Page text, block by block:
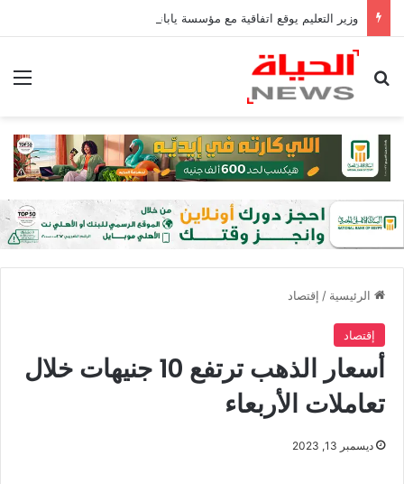
بحث عن
الرئيسية / إقتصاد
إقتصاد
أسعار الذهب ترتفع 10 جنيهات خلال
تعاملات الأربعاء
ديسمبر 13, 2023